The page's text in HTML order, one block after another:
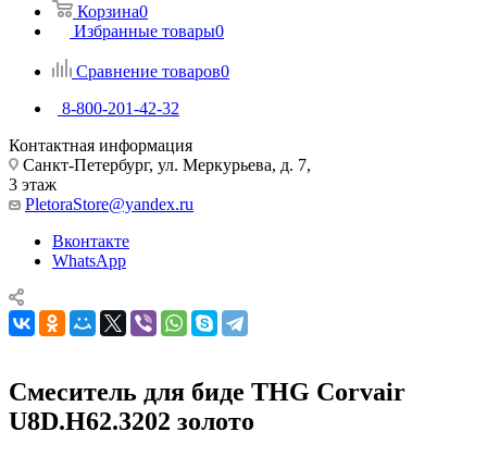
Корзина0
Избранные товары0
Сравнение товаров0
8-800-201-42-32
Контактная информация
Санкт-Петербург, ул. Меркурьева, д. 7,
3 этаж
PletoraStore@yandex.ru
Вконтакте
WhatsApp
Смеситель для биде THG Corvair
U8D.H62.3202 золото